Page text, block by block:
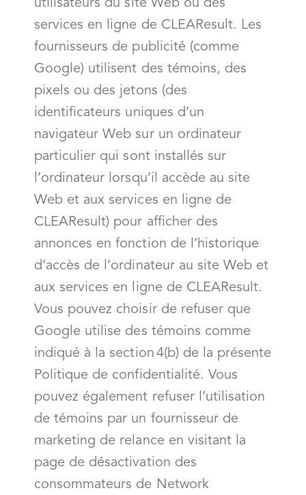
utilisateurs du site Web ou des
services en ligne de CLEAResult. Les
fournisseurs de publicité (comme
Google) utilisent des témoins, des
pixels ou des jetons (des
identificateurs uniques d’un
navigateur Web sur un ordinateur
particulier qui sont installés sur
l’ordinateur lorsqu’il accède au site
Web et aux services en ligne de
CLEAResult) pour afficher des
annonces en fonction de l’historique
d’accès de l’ordinateur au site Web et
aux services en ligne de CLEAResult.
Vous pouvez choisir de refuser que
Google utilise des témoins comme
indiqué à la section 4(b) de la présente
Politique de confidentialité. Vous
pouvez également refuser l’utilisation
de témoins par un fournisseur de
marketing de relance en visitant la
page de désactivation des
consommateurs de Network